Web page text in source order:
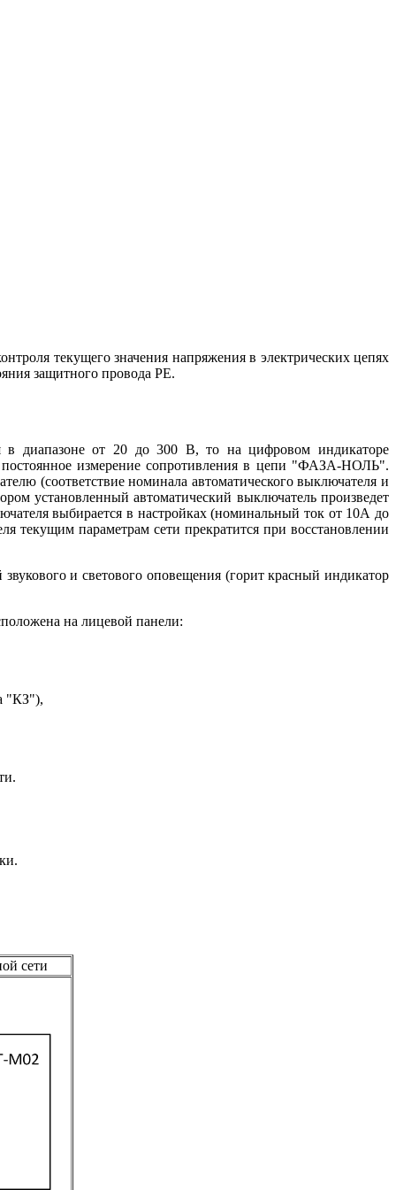
текущего значения напряжения в электрических цепях
защитного провода PE.
в диапазоне от 20 до 300 В, то на цифровом индикаторе
постоянное измерение сопротивления в цепи "ФАЗА-НОЛЬ".
(соответствие номинала автоматического выключателя и
установленный автоматический выключатель произведет
выбирается в настройках (номинальный ток от 10А до
текущим параметрам сети прекратится при восстановлении
и светового оповещения (горит красный индикатор
на лицевой панели:
"КЗ"),
сети